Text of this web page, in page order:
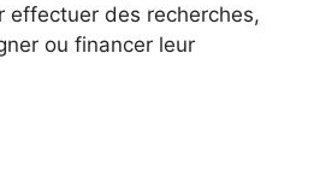
effectuer des recherches,
ou financer leur